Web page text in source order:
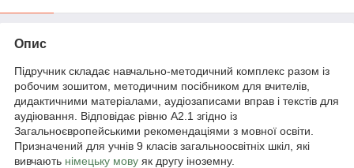
Опис
Підручник складає навчально-методичний комплекс разом із
робочим зошитом, методичним посібником для вчителів,
дидактичними матеріалами, аудіозаписами вправ і текстів для
аудіювання. Відповідає рівню А2.1 згідно із
Загальноєвропейськими рекомендаціями з мовної освіти.
Призначений для учнів 9 класів загальноосвітніх шкіл, які
вивчають німецьку мову як другу іноземну.